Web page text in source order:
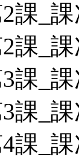
課_
課_
課_
課_
課_